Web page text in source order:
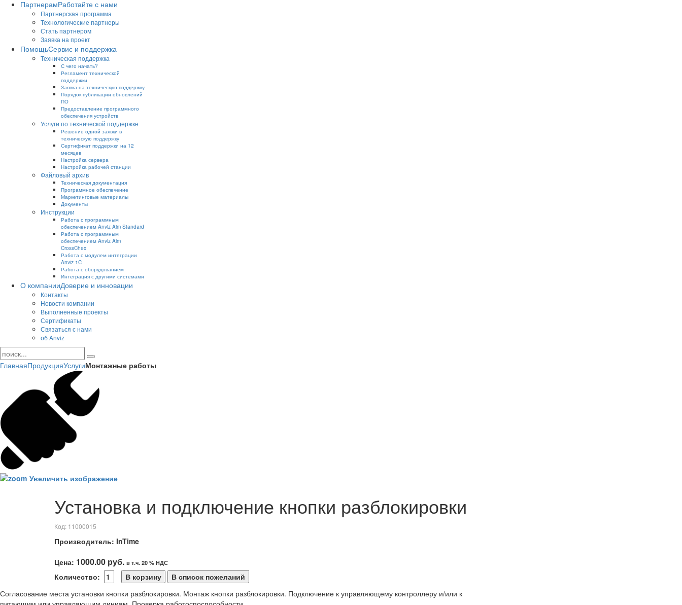
ПартнерамРаботайте с нами
Партнерская программа
Технологические партнеры
Стать партнером
Заявка на проект
ПомощьСервис и поддержка
Техническая поддержка
С чего начать?
Регламент технической
поддержки
Заявка на техническую поддержку
Порядок публикации обновлений
ПО
Предоставление программного
обеспечения устройств
Услуги по технической поддержке
Решение одной заявки в
техническую поддержку
Сертификат поддержки на 12
месяцев
Настройка сервера
Настройка рабочей станции
Файловый архив
Техническая документация
Программное обеспечение
Маркетинговые материалы
Документы
Инструкции
Работа с программным
обеспечением Anviz Aim Standard
Работа с программным
обеспечением Anviz Aim
CrossChex
Работа с модулем интеграции
Anviz 1C
Работа с оборудованием
Интеграция с другими системами
О компанииДоверие и инновации
Контакты
Новости компании
Выполненные проекты
Сертификаты
Связаться с нами
об Anviz
ГлавнаяПродукцияУслугиМонтажные работы
Увеличить изображение
Установка и подключение кнопки разблокировки
Код: 11000015
Производитель: InTime
Цена: 1000.00 руб. в т.ч. 20 % НДС
Количество:
Согласование места установки кнопки разблокировки. Монтаж кнопки разблокировки. Подключение к управляющему контроллеру и/или к